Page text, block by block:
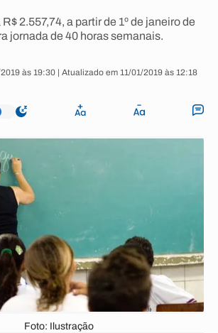
2.557,74, a partir de 1º de janeiro de
jornada de 40 horas semanais.
às 19:30 | Atualizado em 11/01/2019 às 12:18
Foto: Ilustração